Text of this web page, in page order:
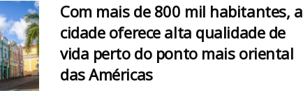
Com mais de 800 mil habitantes, a
cidade oferece alta qualidade de
vida perto do ponto mais oriental
das Américas